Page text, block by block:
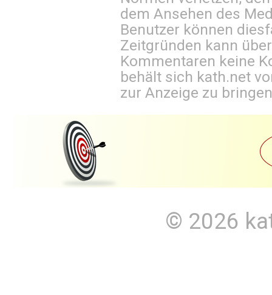
dem Ansehen des
Benutzer können
Zeitgründen kann
Kommentaren keine
behält sich kath.net
zur Anzeige zu
© 2026